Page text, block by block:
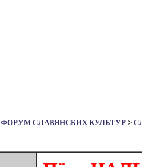
ФОРУМ СЛАВЯНСКИХ КУЛЬТУР >